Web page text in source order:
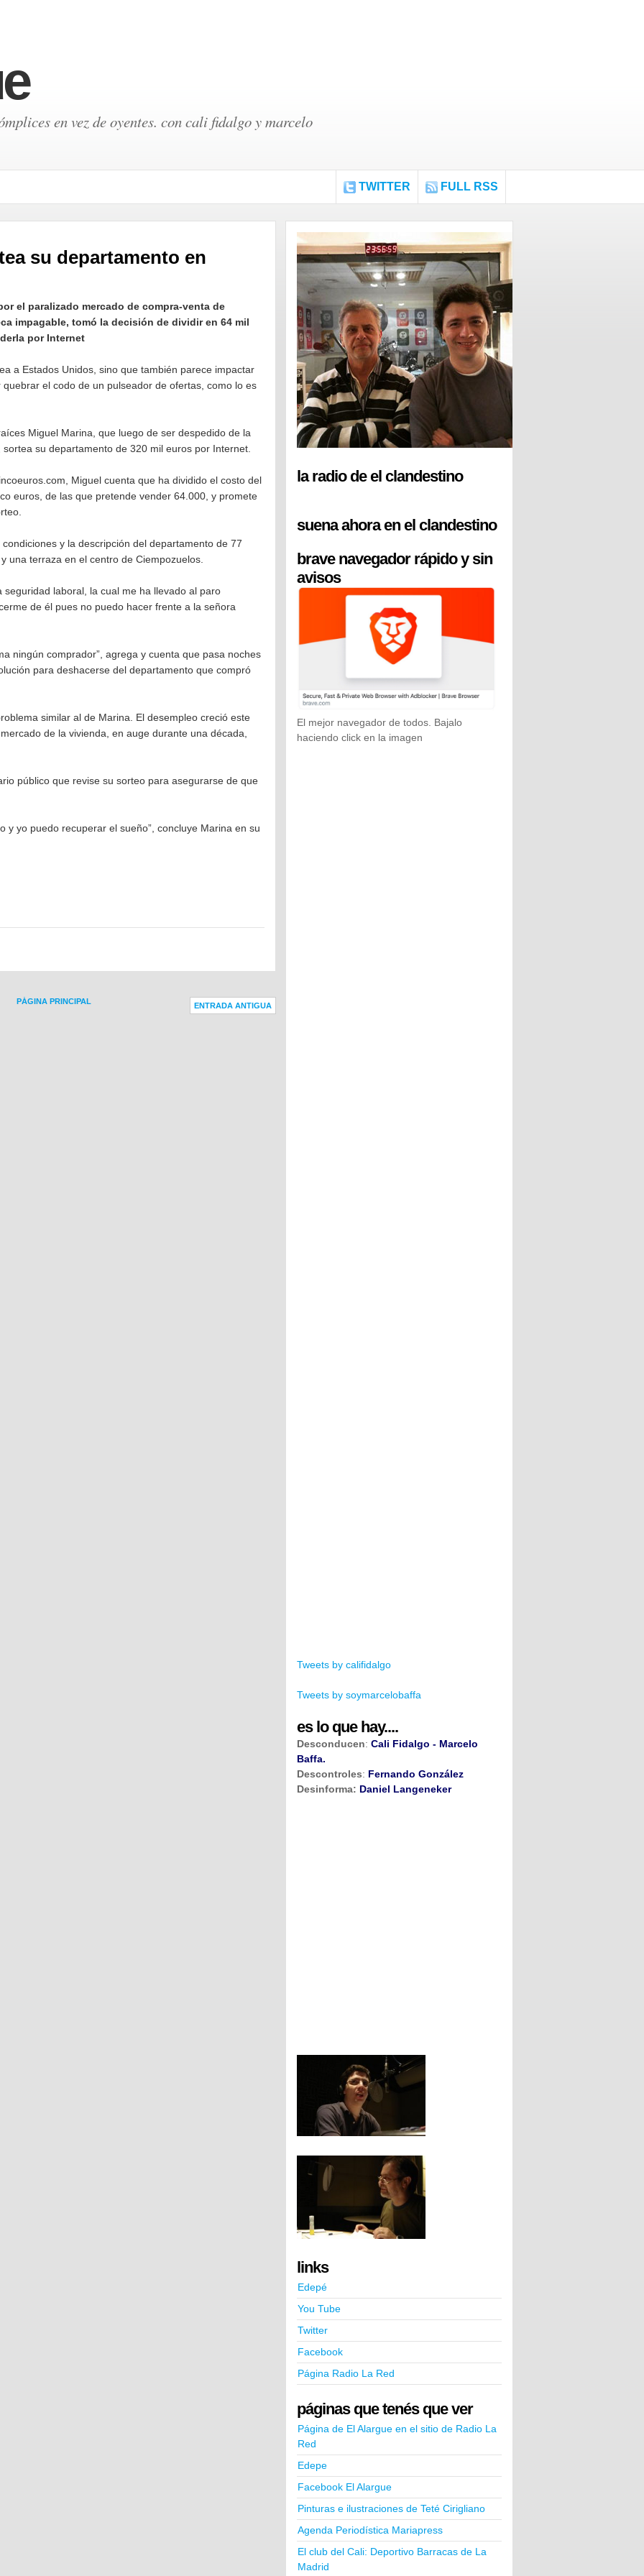
en vez de oyentes. con cali fidalgo y marcelo
TWITTER FULL RSS
su departamento en
el paralizado mercado de compra-venta de
impagable, tomó la decisión de dividir en 64 mil
por Internet
a Estados Unidos, sino que también parece impactar
el codo de un pulseador de ofertas, como lo es
Miguel Marina, que luego de ser despedido de la
su departamento de 320 mil euros por Internet.
Miguel cuenta que ha dividido el costo del
euros, de las que pretende vender 64.000, y promete
y la descripción del departamento de 77
una terraza en el centro de Ciempozuelos.
seguridad laboral, la cual me ha llevado al paro
de él pues no puedo hacer frente a la señora
ningún comprador”, agrega y cuenta que pasa noches
para deshacerse del departamento que compró
similar al de Marina. El desempleo creció este
de la vivienda, en auge durante una década,
público que revise su sorteo para asegurarse de que
y yo puedo recuperar el sueño”, concluye Marina en su
ENTRADA ANTIGUA
PÁGINA PRINCIPAL
la radio de el clandestino
suena ahora en el clandestino
brave navegador rápido y sin
avisos
El mejor navegador de todos. Bajalo
haciendo click en la imagen
Tweets by califidalgo
Tweets by soymarcelobaffa
es lo que hay....
Desconducen: Cali Fidalgo - Marcelo
Baffa.
Descontroles: Fernando González
Desinforma: Daniel Langeneker
links
Edepé
You Tube
Twitter
Facebook
Página Radio La Red
páginas que tenés que ver
Página de El Alargue en el sitio de Radio La
Red
Edepe
Facebook El Alargue
Pinturas e ilustraciones de Teté Cirigliano
Agenda Periodística Mariapress
El club del Cali: Deportivo Barracas de La
Madrid